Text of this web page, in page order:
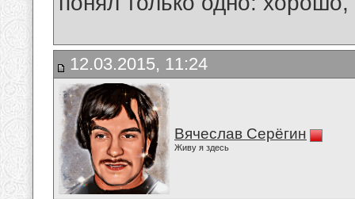
12.03.2015, 11:24
Вячеслав Серёгин
Живу я здесь